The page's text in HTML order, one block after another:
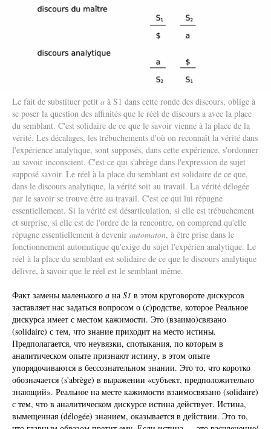
Le fait de substituer petit a à S1 dans cette ronde des discours, oblige à
se poser la question des affinités que le réel de discours a avec la place
du semblant. C'est solidaire de ce que le savoir vienne à la place de la
vérité. Les décalages, les trébuchements d'où on reconnaît la vérité dans
l'expérience analytique, sont supposés, dans cette expérience, s'ordonner
au savoir inconscient. C'est ce qui s'abrège dans l'expression de sujet
supposé savoir. Le réel à la place du semblant est solidaire de ce que,
dans le discours analytique, la vérité soit au travail. La vérité délogée
par le savoir se trouve être au travail. C'est ce qui lui répugne
essentiellement. Si la vérité est désarticulation, si elle est trébuchement
et surprise, si elle est de l'ordre de la rencontre, on comprend qu'elle
répugne essentiellement à devenir automaton, à être prise dans le
fonctionnement automatique qu'exige du sujet l'expérien analytique. Le
réel à la place du semblant est solidaire de ce que le discours analytique
délivre, à savoir que le réel est le semblant même.
Факт замены маленького а на S1 в этом круговороте дискурсов
заставляет нас задаться вопросом о (с)родстве, которое Реальное
дискурса имеет с местом кажимости. Это (взаимо)связано
(solidaire) с тем, что знание приходит на место истины.
Предполагается, что неувязки, спотыкания, по которым в
аналитическом опыте признают истину, в этом опыте
упорядочиваются в бессознательном знании. Это то, что коротко
обозначается (s'abrège) в выражении «субъект, предположительно
знающий». Реальное на месте кажимости взаимосвязано (solidaire)
с тем, что в аналитическом дискурсе истина действует. Истина,
вымещенная (délogée) знанием, оказывается в действии. Это то,